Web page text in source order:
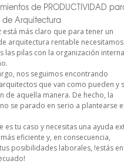
de PRODUCTIVIDAD
de Arquitectura
está más claro que para tener un
arquitectura rentable necesitamos
las pilas con la organización interna
nos seguimos encontrando
que van como pueden y
de aquella manera. De hecho, la
se parado en serio a plantearse
es tu caso y necesitas una ayuda
eficiente y, en consecuencia,
posibilidades laborales, !estás